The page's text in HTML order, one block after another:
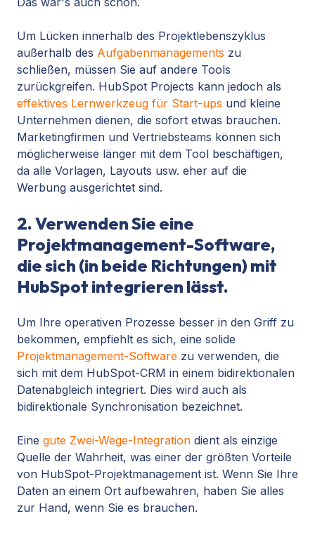
Um Lücken innerhalb des Projektlebenszyklus
außerhalb des Aufgabenmanagements zu
schließen, müssen Sie auf andere Tools
zurückgreifen. HubSpot Projects kann jedoch als
effektives Lernwerkzeug für Start-ups und kleine
Unternehmen dienen, die sofort etwas brauchen.
Marketingfirmen und Vertriebsteams können sich
möglicherweise länger mit dem Tool beschäftigen,
da alle Vorlagen, Layouts usw. eher auf die
Werbung ausgerichtet sind.
2. Verwenden Sie eine
Projektmanagement-Software,
die sich (in beide Richtungen) mit
HubSpot integrieren lässt.
Um Ihre operativen Prozesse besser in den Griff zu
bekommen, empfiehlt es sich, eine solide
Projektmanagement-Software zu verwenden, die
sich mit dem HubSpot-CRM in einem bidirektionalen
Datenabgleich integriert. Dies wird auch als
bidirektionale Synchronisation bezeichnet.
Eine gute Zwei-Wege-Integration dient als einzige
Quelle der Wahrheit, was einer der größten Vorteile
von HubSpot-Projektmanagement ist. Wenn Sie Ihre
Daten an einem Ort aufbewahren, haben Sie alles
zur Hand, wenn Sie es brauchen.